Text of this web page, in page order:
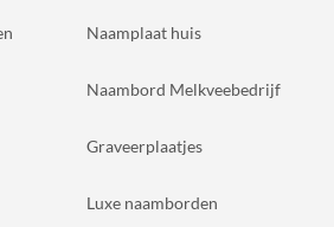
Naamplaat huis
Naambord Melkveebedrijf
Graveerplaatjes
Luxe naamborden